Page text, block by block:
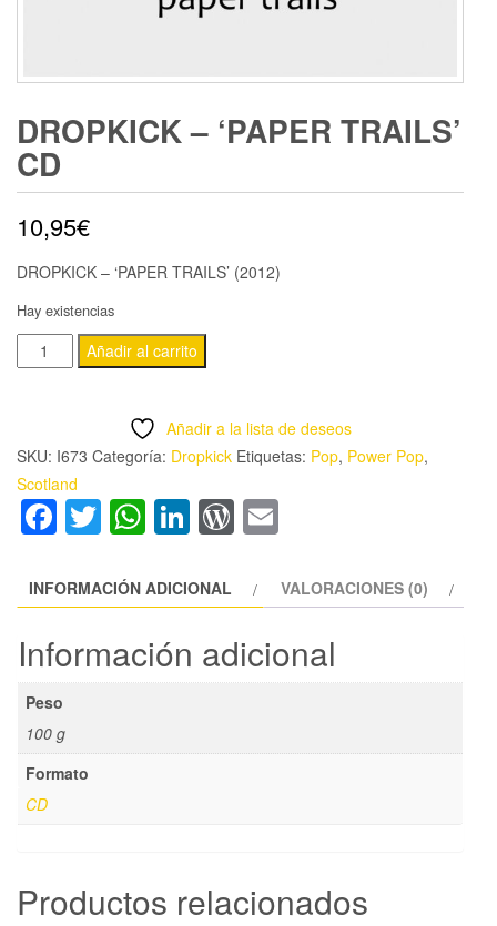
DROPKICK – ‘PAPER TRAILS’
CD
10,95€
DROPKICK – ‘PAPER TRAILS’ (2012)
Hay existencias
DROPKICK
-
CD
cantidad
Añadir al carrito
Añadir a la lista de deseos
SKU: I673 Categoría: Dropkick Etiquetas: Pop, Power Pop,
Scotland
Facebook
Twitter
WhatsApp
LinkedIn
WordPress
INFORMACIÓN ADICIONAL VALORACIONES (0)
Información adicional
Peso
100 g
Formato
CD
Productos relacionados